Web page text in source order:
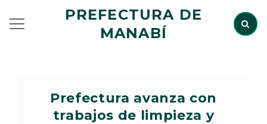
PREFECTURA DE
MANABÍ
Prefectura avanza con
trabajos de limpieza y